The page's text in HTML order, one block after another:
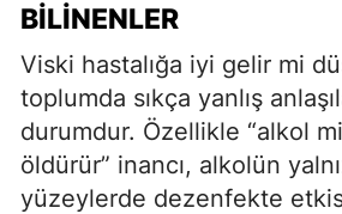
BILINENLER
Viski hastalığa iyi gelir mi
toplumda sıkça yanlış
durumdur. Özellikle “alkol
öldürür” inancı, alkolün
yüzeylerde dezenfekte